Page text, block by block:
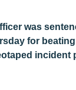
was
for
incident